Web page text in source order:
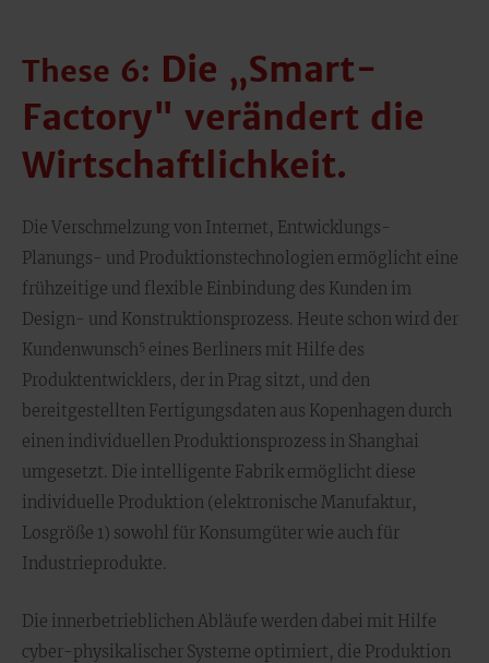
These 6: Die „Smart-
Factory" verändert die
Wirtschaftlichkeit.
Die Verschmelzung von Internet, Entwicklungs-
Planungs- und Produktionstechnologien ermöglicht eine
frühzeitige und flexible Einbindung des Kunden im
Design- und Konstruktionsprozess. Heute schon wird der
Kundenwunsch5 eines Berliners mit Hilfe des
Produktentwicklers, der in Prag sitzt, und den
bereitgestellten Fertigungsdaten aus Kopenhagen durch
einen individuellen Produktionsprozess in Shanghai
umgesetzt. Die intelligente Fabrik ermöglicht diese
individuelle Produktion (elektronische Manufaktur,
Losgröße 1) sowohl für Konsumgüter wie auch für
Industrieprodukte.
Die innerbetrieblichen Abläufe werden dabei mit Hilfe
cyber-physikalischer Systeme optimiert, die Produktion